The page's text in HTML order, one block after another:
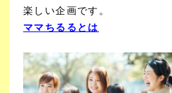
楽しい企画です。
ママちるるとは